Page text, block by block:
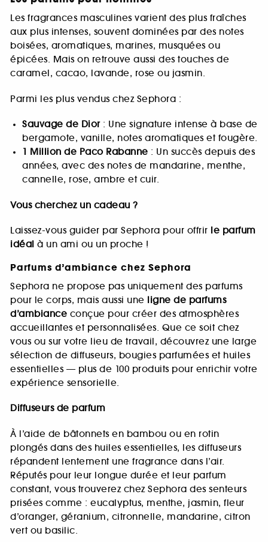
Les fragrances masculines varient des plus fraîches
aux plus intenses, souvent dominées par des notes
boisées, aromatiques, marines, musquées ou
épicées. Mais on retrouve aussi des touches de
caramel, cacao, lavande, rose ou jasmin.
Parmi les plus vendus chez Sephora :
Sauvage de Dior: Une signature intense à base de
bergamote, vanille, notes aromatiques et fougère.
1 Million de Paco Rabanne : Un succès depuis des
années, avec des notes de mandarine, menthe,
cannelle, rose, ambre et cuir.
Vous cherchez un cadeau ?
Laissez-vous guider par Sephora pour offrir le parfum
idéal à un ami ou un proche !
Parfums d’ambiance chez Sephora
Sephora ne propose pas uniquement des parfums
pour le corps, mais aussi une ligne de parfums
d’ambiance conçue pour créer des atmosphères
accueillantes et personnalisées. Que ce soit chez
vous ou sur votre lieu de travail, découvrez une large
sélection de diffuseurs, bougies parfumées et huiles
essentielles — plus de 100 produits pour enrichir votre
expérience sensorielle.
Diffuseurs de parfum
À l’aide de bâtonnets en bambou ou en rotin
plongés dans des huiles essentielles, les diffuseurs
répandent lentement une fragrance dans l’air.
Réputés pour leur longue durée et leur parfum
constant, vous trouverez chez Sephora des senteurs
prisées comme : eucalyptus, menthe, jasmin, fleur
d’oranger, géranium, citronnelle, mandarine, citron
vert ou basilic.